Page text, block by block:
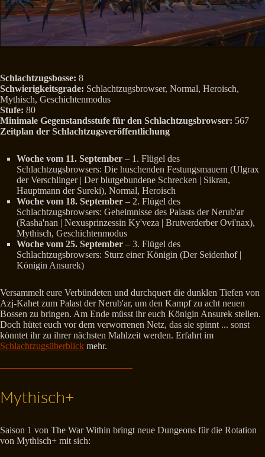
Schlachtzugsbosse: 8
Schwierigkeitsgrade: Schlachtzugsbrowser, Normal, Heroisch,
Mythisch, Geschichtenmodus
Stufe: 80
Minimale Gegenstandsstufe für den Schlachtzugsbrowser: 567
Zeitplan der Schlachtzugsveröffentlichung
Woche vom 11. September – 1. Flügel des
Schlachtzugsbrowsers: Die huschenden Festungsmauern (Ulgrax
der Verschlinger | Der blutgebundene Schrecken | Sikran,
Hauptmann der Sureki), Normal, Heroisch
Woche vom 18. September – 2. Flügel des
Schlachtzugsbrowsers: Geheimnisse des Palasts der Nerub'ar
(Rasha'nan | Nexusprinzessin Ky'veza | Brutverderber Ovi'nax),
Mythisch, Geschichtenmodus
Woche vom 25. September – 3. Flügel des
Schlachtzugsbrowsers: Sturz einer Königin (Der Seidenhof |
Königin Ansurek)
Versammelt eure Verbündeten und durchquert die dunklen Tiefen von
Azj-Kahet zum Palast der Nerub'ar, um den Kampf zu acht neuen
Bossen zu bringen. Am Ende müsst ihr euch Königin Ansurek stellen.
Doch hütet euch vor dem verworrenen Netz, das sie spinnt ... sonst
könntet ihr zu ihrer nächsten Mahlzeit werden. Erfahrt im
Schlachtzugsüberblick mehr.
Mythisch+
Saison 1 von The War Within bringt neue Dungeons für die Rotation
von Mythisch+ mit sich: